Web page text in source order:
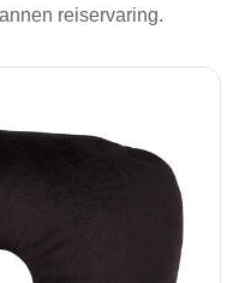
reiservaring.